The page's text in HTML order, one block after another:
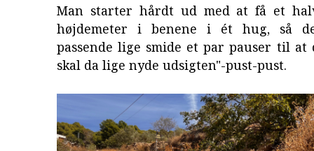
Man starter hårdt ud med at få et
højdemeter i benene i ét hug, så
passende lige smide et par pauser til
skal da lige nyde udsigten"-pust-pust.